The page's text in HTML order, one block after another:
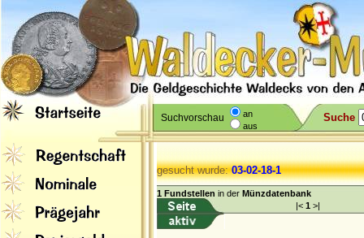
Suchvorschau
an
aus
Suche
gesucht wurde: 03-02-18-1
1 Fundstellen in der Münzdatenbank
|< 1 >|